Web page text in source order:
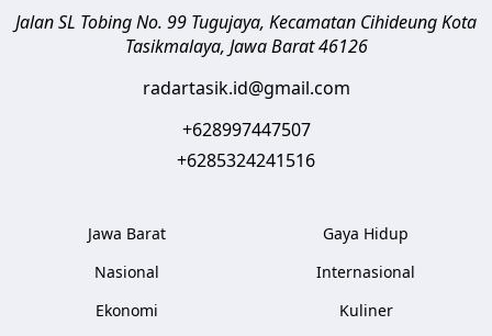
Jalan SL Tobing No. 99 Tugujaya, Kecamatan CihideungKota
Tasikmalaya, Jawa Barat 46126
radartasik.id@gmail.com
+628997447507
+6285324241516
Jawa Barat
Nasional
Ekonomi
Gaya Hidup
Internasional
Kuliner